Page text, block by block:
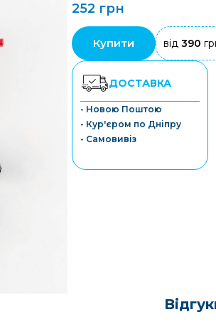
252 грн
Купити від 390
ДОСТАВКА
- Новою Поштою
- Кур'єром по Дніпру
- Самовивіз